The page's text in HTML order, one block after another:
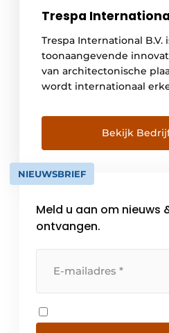
Trespa
Trespa International B.V.
toonaangevende
van architectonische
wordt internationaal
van hoogwaardige
gevelbekleding,
gevels en scientific
de oprichting in 1960
samen met architecten,
over de hele wereld. De
op productontwikkeling,
Bekijk
NIEUWSBRIEF
Meld u aan om nieuws
ontvangen.